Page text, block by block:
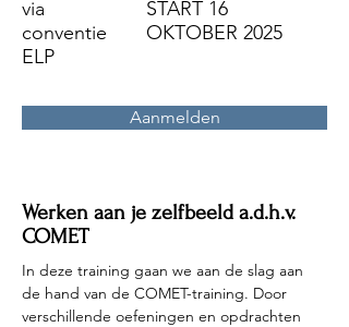
via
conventie
ELP
START 16
OKTOBER 2025
Aanmelden
Werken aan je zelfbeeld a.d.h.v.
COMET
In deze training gaan we aan de slag aan
de hand van de COMET-training. Door
verschillende oefeningen en opdrachten